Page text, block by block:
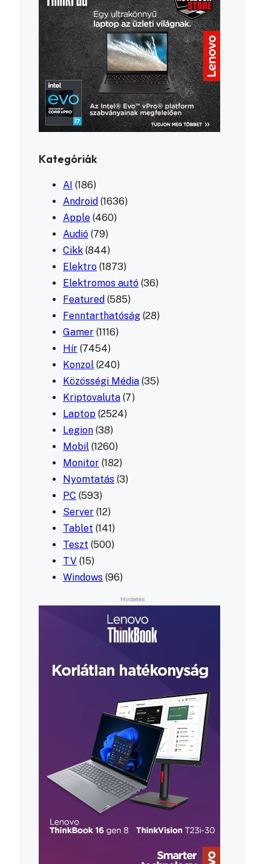
Kategóriák
AI (186)
Android (1636)
Apple (460)
Audió (79)
Cikk (844)
Elektro (1873)
Elektromos autó (36)
Featured (585)
Fenntarthatóság (28)
Gamer (1116)
Hír (7454)
Konzol (240)
Közösségi Média (35)
Kriptovaluta (7)
Laptop (2524)
Legion (38)
Mobil (1260)
Monitor (182)
Nyomtatás (3)
PC (593)
Server (12)
Tablet (141)
Teszt (500)
TV (15)
Windows (96)